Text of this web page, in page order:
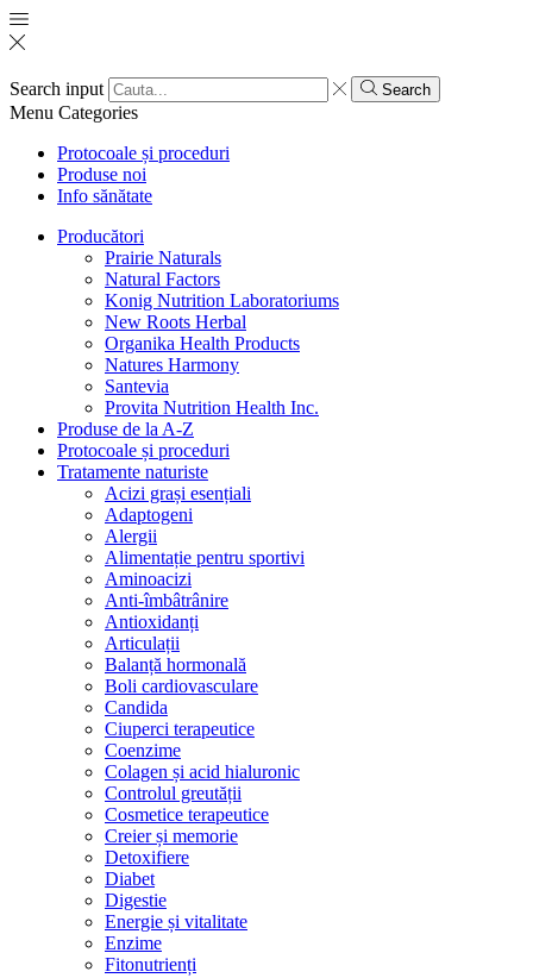
Search input Search
Menu Categories
Protocoale și proceduri
Produse noi
Info sănătate
Producători
Prairie Naturals
Natural Factors
Konig Nutrition Laboratoriums
New Roots Herbal
Organika Health Products
Natures Harmony
Santevia
Provita Nutrition Health Inc.
Produse de la A-Z
Protocoale și proceduri
Tratamente naturiste
Acizi grași esențiali
Adaptogeni
Alergii
Alimentație pentru sportivi
Aminoacizi
Anti-îmbâtrânire
Antioxidanți
Articulații
Balanță hormonală
Boli cardiovasculare
Candida
Ciuperci terapeutice
Coenzime
Colagen și acid hialuronic
Controlul greutății
Cosmetice terapeutice
Creier și memorie
Detoxifiere
Diabet
Digestie
Energie și vitalitate
Enzime
Fitonutrienți